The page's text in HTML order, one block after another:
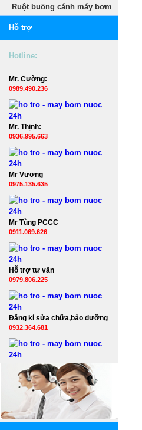
Ruột buồng cánh máy bơm
Hỗ trợ
Hotline:
Mr. Cường:
0989.490.236
Mr. Thịnh:
0936.995.663
Mr Vương
0975.135.635
Mr Tùng PCCC
0911.069.626
Hỗ trợ tư vấn
0979.806.225
Đăng kí sửa chữa,bảo dưỡng
0932.364.681